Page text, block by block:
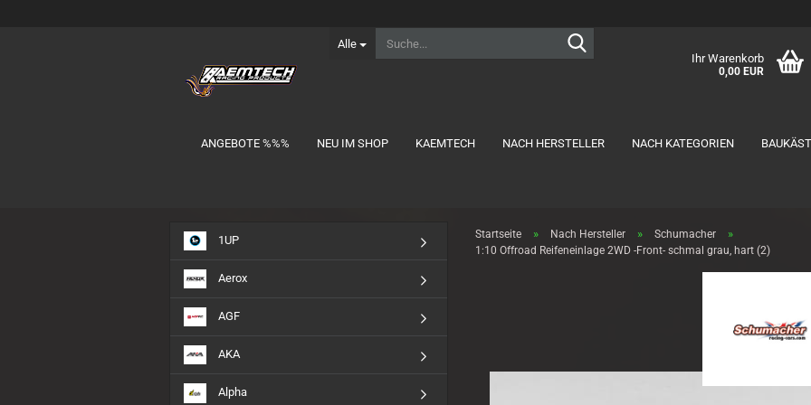
Alle
Ihr Warenkorb
0,00 EUR
ANGEBOTE %%% NEU IM SHOP KAEMTECH NACH HERSTELLER NACH KATEGORIEN
Ersatzteile anzeigen
Carten
Hobbywing
Kyosho
Mugen
Schumacher
Serpent
1:10 Offroad
Akkus anzeigen
1S Lipo
2S Lipo MID-Shorty
Startseite » Nach Hersteller » Schumacher »
1:10 Offroad Reifeneinlage 2WD -Front- schmal grau, hart (2)
1UP
Aerox
AGF
AKA
Alpha